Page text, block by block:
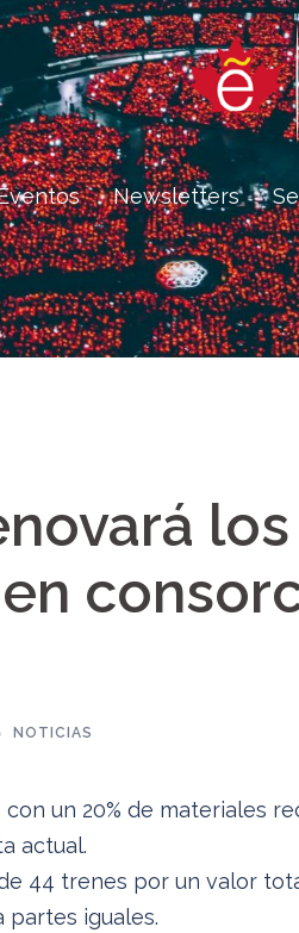
Newsletters
NOTICIAS
un 20% de materiales
actual.
44 trenes por un valor
partes iguales.